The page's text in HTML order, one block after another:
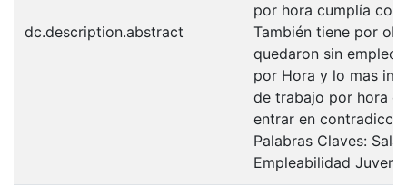
dc.description.abstract
por hora cumplía con
También tiene por
quedaron sin empleo
por Hora y lo mas
de trabajo por hora
entrar en
Palabras Claves:
Empleabilidad Juvenil